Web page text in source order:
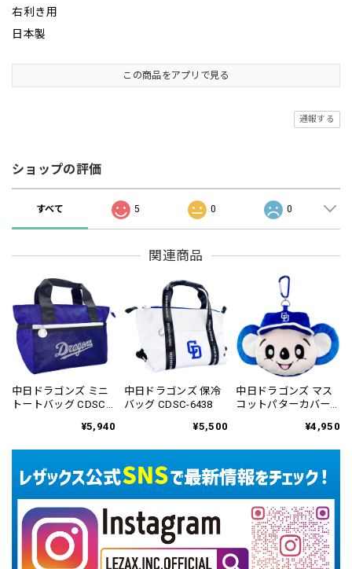
右利き用
日本製
この商品をアプリで見る
通報する
ショップの評価
すべて 5 0 0
関連商品
中日ドラゴンズ ミニ
トートバッグ CDSC-
¥5,940
中日ドラゴンズ 保冷
バッグ CDSC-6438
¥5,500
中日ドラゴンズ マス
コットパターカバー
¥4,950